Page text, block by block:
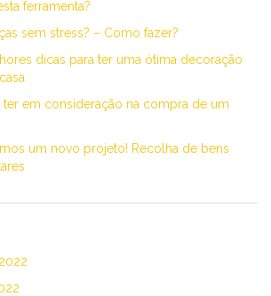
ferramenta?
sem stress? – Como fazer?
dicas para ter uma ótima decoração
ter em consideração na compra de um
um novo projeto! Recolha de bens